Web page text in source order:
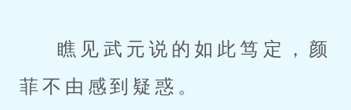
瞧见武元说的如此笃定，颜
菲不由感到疑惑。